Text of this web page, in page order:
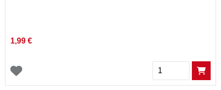
1,99 €
Menge